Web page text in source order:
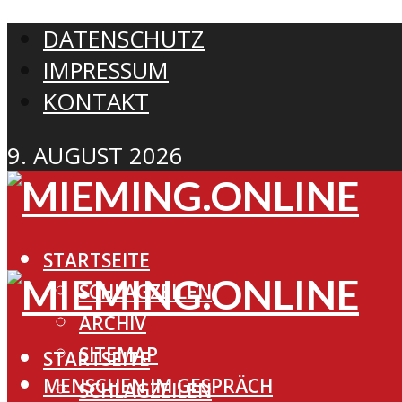
DATENSCHUTZ
IMPRESSUM
KONTAKT
9. AUGUST 2026
STARTSEITE
SCHLAGZEILEN
ARCHIV
SITEMAP
MENSCHEN IM GESPRÄCH
STARTSEITE
SCHLAGZEILEN